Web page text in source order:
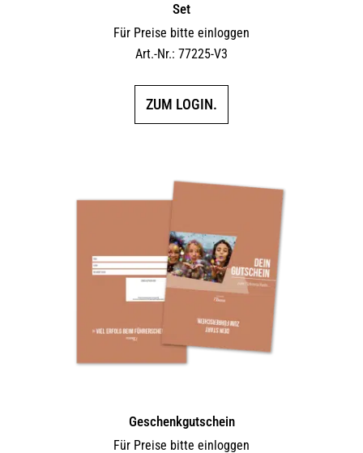
Set
Für Preise bitte einloggen
Art.-Nr.: 77225-V3
ZUM LOGIN.
Geschenkgutschein
Für Preise bitte einloggen